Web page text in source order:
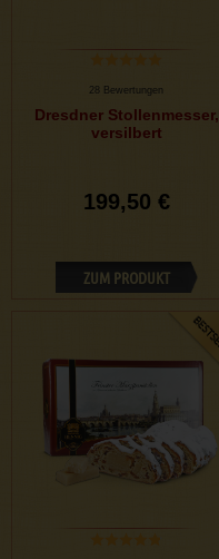
28 Bewertungen
Dresdner Stollenmesser,
versilbert
199,50 €
ZUM PRODUKT